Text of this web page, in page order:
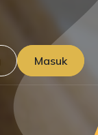
Masuk